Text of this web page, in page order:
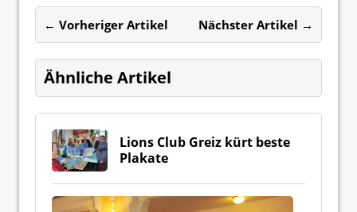
← Vorheriger Artikel Nächster Artikel →
Ähnliche Artikel
Lions Club Greiz kürt beste
Plakate